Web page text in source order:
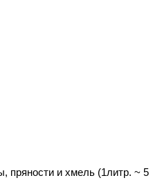
пряности и хмель (1литр. ~ 5